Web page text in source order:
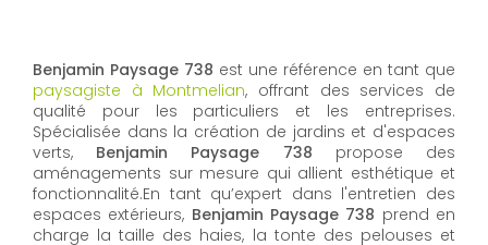
Benjamin Paysage 738 est une référence en tant que
paysagiste à Montmelian, offrant des services de
qualité pour les particuliers et les entreprises.
Spécialisée dans la création de jardins et d'espaces
verts, Benjamin Paysage 738 propose des
aménagements sur mesure qui allient esthétique et
fonctionnalité.En tant qu’expert dans l'entretien des
espaces extérieurs, Benjamin Paysage 738 prend en
charge la taille des haies, la tonte des pelouses et